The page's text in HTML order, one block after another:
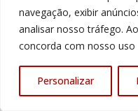
navegação, exibir
analisar nosso tráfego.
concorda com nosso uso
Personalizar